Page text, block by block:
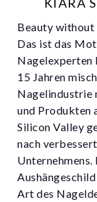
Beauty without
Das ist das
Nagelexperten
15 Jahren
Nagelindustrie
und Produkten
Silicon Valley
nach
Unternehmens.
Art des